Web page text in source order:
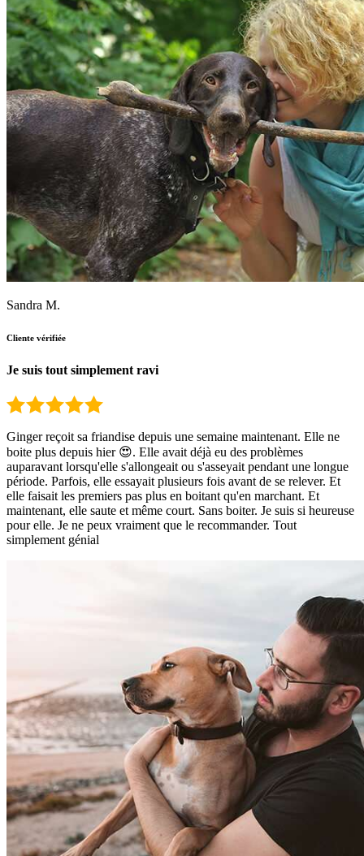
Sandra M.
Cliente vérifiée
Je suis tout simplement ravi
Ginger reçoit sa friandise depuis une semaine maintenant. Elle ne
boite plus depuis hier 😍. Elle avait déjà eu des problèmes
auparavant lorsqu'elle s'allongeait ou s'asseyait pendant une longue
période. Parfois, elle essayait plusieurs fois avant de se relever. Et
elle faisait les premiers pas plus en boitant qu'en marchant. Et
maintenant, elle saute et même court. Sans boiter. Je suis si heureuse
pour elle. Je ne peux vraiment que le recommander. Tout
simplement génial